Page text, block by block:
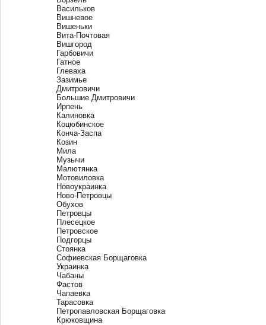
Васильков
Вишневое
Вишеньки
Вита-Почтовая
Вишгород
Гарбовичи
Гатное
Глеваха
Зазимье
Дмитровичи
Большие Дмитровичи
Ирпень
Калиновка
Коцюбинское
Конча-Заспа
Козин
Мила
Музычи
Малютянка
Мотовиловка
Новоукраинка
Ново-Петровцы
Обухов
Петровцы
Плесецкое
Петровское
Подгорцы
Стоянка
Софиевская Борщаговка
Украинка
Чабаны
Фастов
Чапаевка
Тарасовка
Петропавловская Борщаговка
Крюковщина